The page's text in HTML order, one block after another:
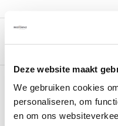
Deze website maakt
We gebruiken cookies
personaliseren, om
en om ons